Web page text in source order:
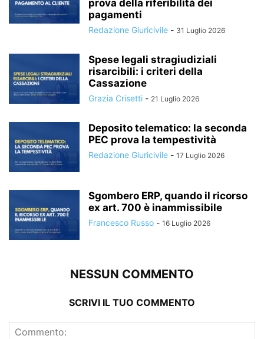
prova della riferibilità dei
pagamenti
Redazione Giuricivile - 31 Luglio 2026
Spese legali stragiudiziali
risarcibili: i criteri della
Cassazione
Grazia Crisetti - 21 Luglio 2026
Deposito telematico: la seconda
PEC prova la tempestività
Redazione Giuricivile - 17 Luglio 2026
Sgombero ERP, quando il ricorso
ex art. 700 è inammissibile
Francesco Russo - 16 Luglio 2026
NESSUN COMMENTO
SCRIVI IL TUO COMMENTO